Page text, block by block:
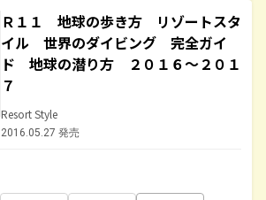
Ｒ１１ 地球の歩き方 リゾートスタ
イル 世界のダイビング 完全ガイ
ド 地球の潜り方 ２０１６～２０１
７
Resort Style
2016.05.27 発売